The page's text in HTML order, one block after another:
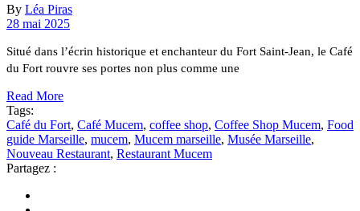
By Léa Piras
28 mai 2025
Situé dans l’écrin historique et enchanteur du Fort Saint-Jean, le Café
du Fort rouvre ses portes non plus comme une
Read More
Tags:
Café du Fort, Café Mucem, coffee shop, Coffee Shop Mucem, Food
guide Marseille, mucem, Mucem marseille, Musée Marseille,
Nouveau Restaurant, Restaurant Mucem
Partagez :